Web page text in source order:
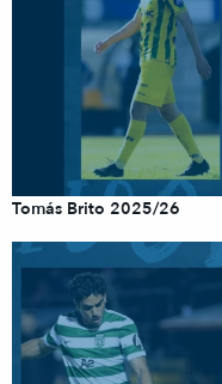
Tomás Brito 2025/26